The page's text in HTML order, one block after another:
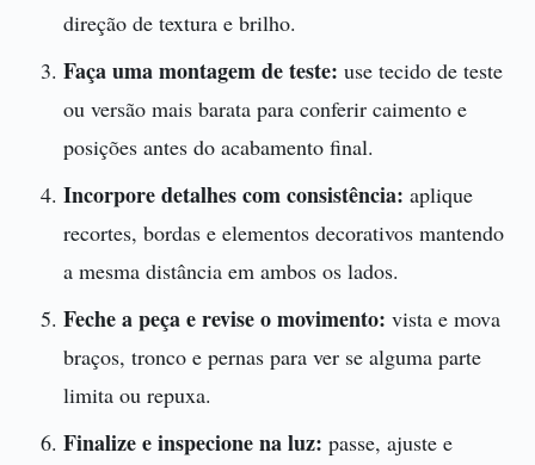
direção de textura e brilho.
Faça uma montagem de teste: use tecido de teste
ou versão mais barata para conferir caimento e
posições antes do acabamento final.
Incorpore detalhes com consistência: aplique
recortes, bordas e elementos decorativos mantendo
a mesma distância em ambos os lados.
Feche a peça e revise o movimento: vista e mova
braços, tronco e pernas para ver se alguma parte
limita ou repuxa.
Finalize e inspecione na luz: passe, ajuste e